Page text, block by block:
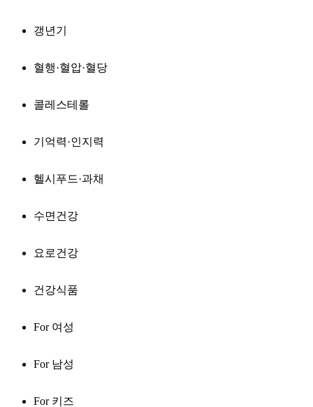
갱년기
혈행·혈압·혈당
콜레스테롤
기억력·인지력
헬시푸드·과채
수면건강
요로건강
건강식품
For 여성
For 남성
For 키즈